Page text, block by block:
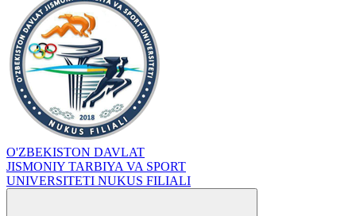
O'ZBEKISTON DAVLAT
JISMONIY TARBIYA VA SPORT
UNIVERSITETI NUKUS FILIALI